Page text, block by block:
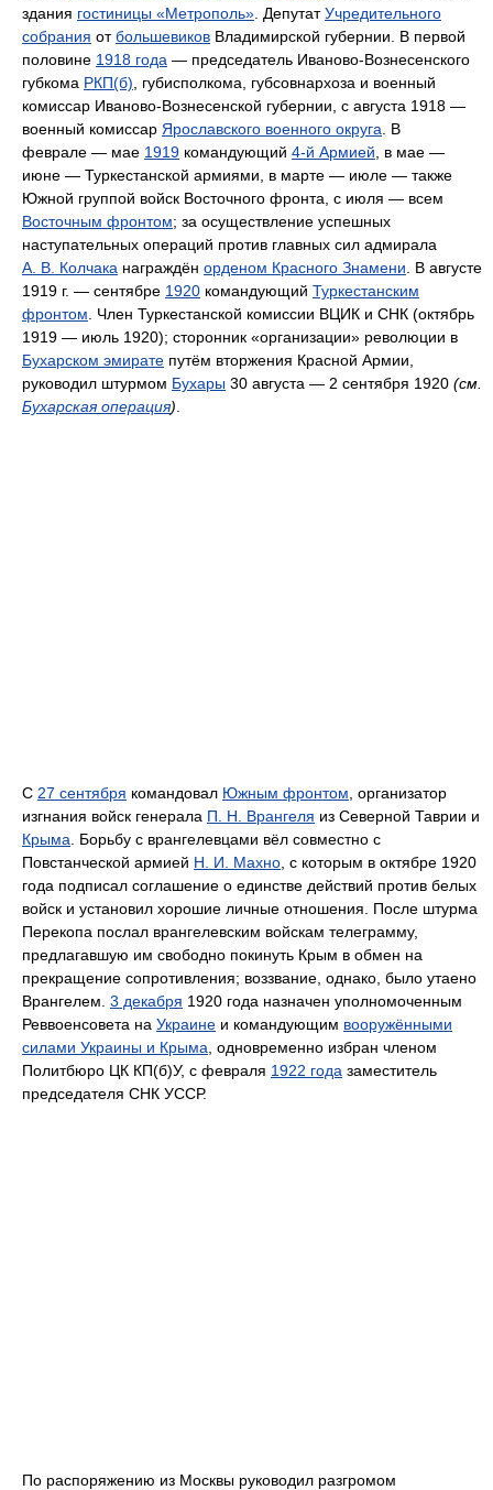
здания гостиницы «Метрополь» . ДепутатУчредительного
собрания отбольшевиков Владимирской губернии. В первой
половине 1918 года — председатель Иваново-Вознесенского
губкома РКП(б) , губисполкома, губсовнархоза и военный
комиссар Иваново-Вознесенской губернии, с августа 1918 —
военный комиссар Ярославского военного округа . В
феврале — мае 1919 командующий 4-й Армией , в мае —
июне — Туркестанской армиями, в марте — июле — также
Южной группой войск Восточного фронта, с июля — всем
Восточным фронтом; за осуществление успешных
наступательных операций против главных сил адмирала
А. В. Колчака награждён орденом Красного Знамени . В августе
1919 г. — сентябре 1920 командующий Туркестанским
фронтом . Член Туркестанской комиссии ВЦИК и СНК (октябрь
1919 — июль 1920); сторонник «организации» революции в
Бухарском эмирате путём вторжения Красной Армии,
руководил штурмом Бухары 30 августа — 2 сентября 1920 (см.
Бухарская операция)
С 27 сентября командовал Южным фронтом , организатор
изгнания войск генерала П. Н. Врангеля из Северной Таврии и
Крыма . Борьбу с врангелевцами вёл совместно с
Повстанческой армией Н. И. Махно , с которым в октябре 1920
года подписал соглашение о единстве действий против белых
войск и установил хорошие личные отношения. После штурма
Перекопа послал врангелевским войскам телеграмму,
предлагавшую им свободно покинуть Крым в обмен на
прекращение сопротивления; воззвание, однако, было утаено
Врангелем. 3 декабря 1920 года назначен уполномоченным
Реввоенсовета на Украине и командующим вооружёнными
силами Украины и Крыма , одновременно избран членом
Политбюро ЦК КП(б)У, с февраля 1922 года заместитель
председателя СНК УССР.
По распоряжению из Москвы руководил разгромом